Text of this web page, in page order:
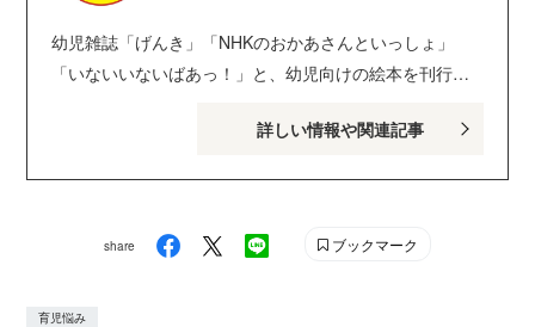
ド社）、『ほぉ…、ここがちきゅうのほいくえんか。』
（ベストセラーズ）、コミックほか多数。 Twitter：
幼児雑誌「げんき」「NHKのおかあさんといっしょ」
「いないいないばあっ！」と、幼児向けの絵本を刊行し
のお子さんがいるパパ・ママを中心に、おもしろくて役
詳しい情報や関連記事
share ブックマーク
育児悩み